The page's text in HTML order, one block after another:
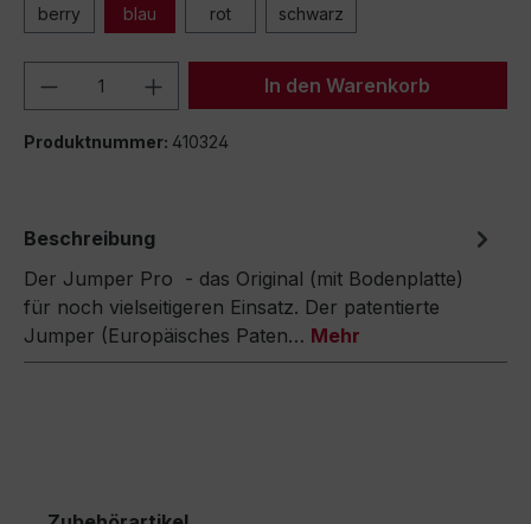
berry blau rot schwarz
Produkt Anzahl: Gib denIn den Warenkorb
Produktnummer: 410324
Beschreibung
Der Jumper Pro - das Original (mit Bodenplatte)
für noch vielseitigeren Einsatz. Der patentierte
Jumper (Europäisches Paten… Mehr